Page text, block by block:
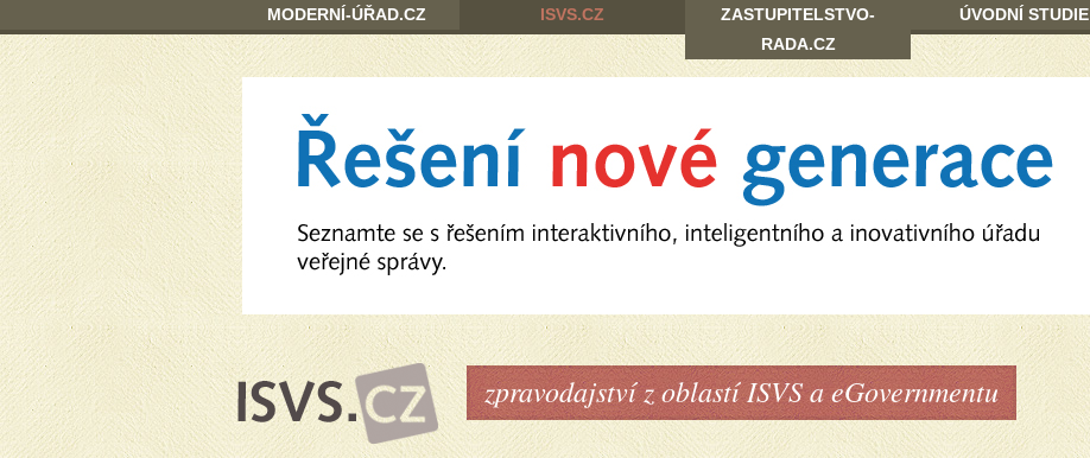
zpravodajství z oblastí ISVS a eGovernmentu
MODERNÍ-ÚŘAD.CZ ISVS.CZ
ZASTUPITELSTVO-
RADA.CZ
ÚVODNÍ STUDIE